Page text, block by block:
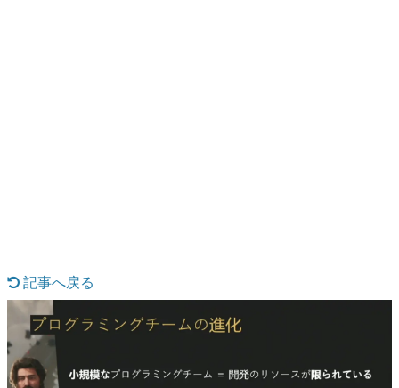
なんでゲームは面白い？
ゲーム開発者・hamatsu氏がゲームの魅力を画面や操作の
具体的な形から解き明かしていく、硬派で骨太な評論連載
ゲームが変えた日本語
記事へ戻る